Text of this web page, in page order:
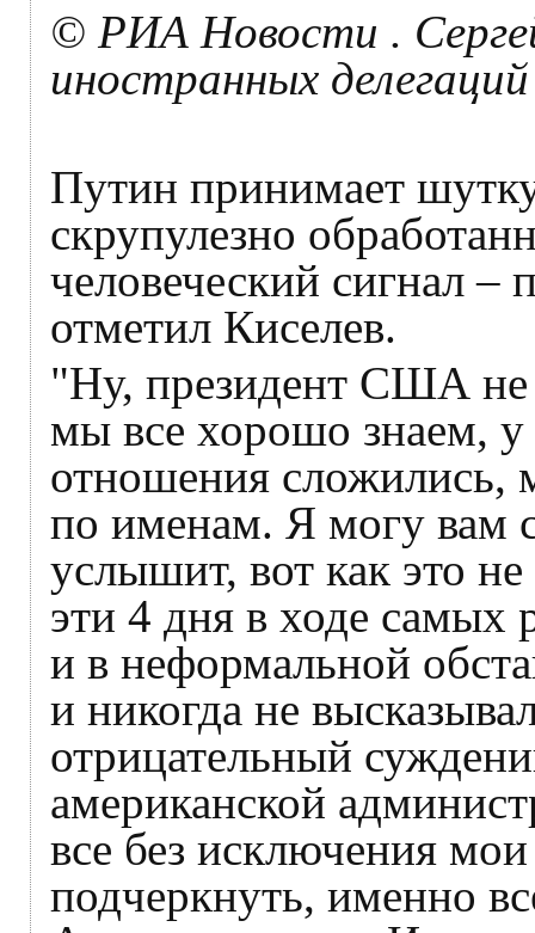
© РИА Новости .
иностранных
Путин принимает
скрупулезно
человеческий сигнал
отметил Киселев.
"Ну, президент США
мы все хорошо знаем,
отношения сложились,
по именам. Я могу вам
услышит, вот как это
эти 4 дня в ходе самых
и в неформальной
и никогда не
отрицательный
американской
все без исключения
подчеркнуть, именно